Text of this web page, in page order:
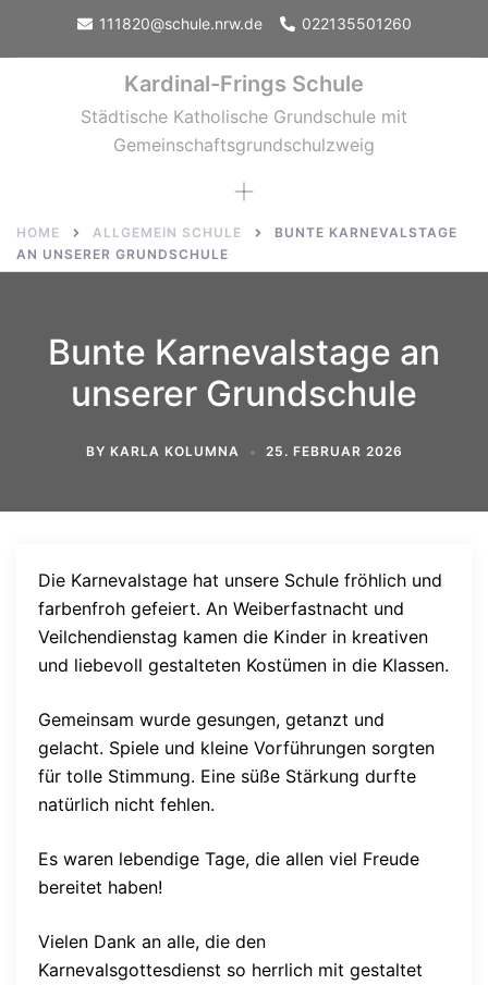
111820@schule.nrw.de 022135501260
Kardinal-Frings Schule
Städtische Katholische Grundschule mit
Gemeinschaftsgrundschulzweig
Toggle
menu
HOME ALLGEMEIN SCHULE
BUNTE KARNEVALSTAGE
AN UNSERER GRUNDSCHULE
Bunte Karnevalstage an
unserer Grundschule
BY KARLA KOLUMNA 25. FEBRUAR 2026
Die Karnevalstage hat unsere Schule fröhlich und
farbenfroh gefeiert. An Weiberfastnacht und
Veilchendienstag kamen die Kinder in kreativen
und liebevoll gestalteten Kostümen in die Klassen.
Gemeinsam wurde gesungen, getanzt und
gelacht. Spiele und kleine Vorführungen sorgten
für tolle Stimmung. Eine süße Stärkung durfte
natürlich nicht fehlen.
Es waren lebendige Tage, die allen viel Freude
bereitet haben!
Vielen Dank an alle, die den
Karnevalsgottesdienst so herrlich mit gestaltet